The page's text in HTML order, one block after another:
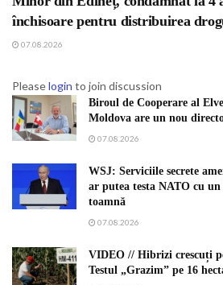
închisoare pentru distribuirea
07.08.2026
Pleaselogin to join discussion
Biroul de Cooperare al
Moldova are un nou
07.08.2026
WSJ: Serviciile secrete
ar putea testa NATO cu
toamnă
07.08.2026
VIDEO // Hibrizi crescuți
Testul „Grazim” pe 16